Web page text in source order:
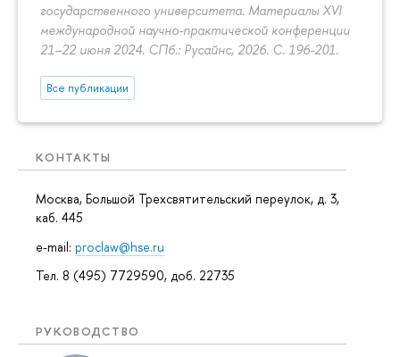
государственного университета. Материалы XVI
международной научно-практической конференции
21–22 июня 2024. СПб.: Русайнс, 2026. С. 196-201.
Все публикации
КОНТАКТЫ
Москва, Большой Трехсвятительский переулок, д. 3,
каб. 445
e-mail: proclaw@hse.ru
Тел. 8 (495) 7729590, доб. 22735
РУКОВОДСТВО